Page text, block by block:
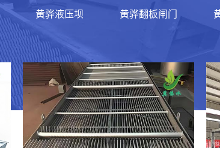
黄骅液压坝 黄骅翻板闸门